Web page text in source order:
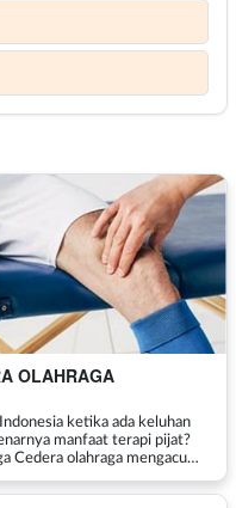
OLAHRAGA
ketika ada keluhan
manfaat terapi pijat?